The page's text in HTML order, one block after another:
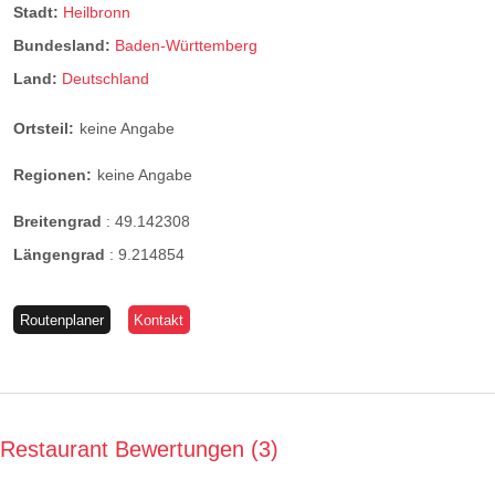
Stadt: Heilbronn
Bundesland: Baden-Württemberg
Land: Deutschland
Ortsteil: keine Angabe
Regionen: keine Angabe
Breitengrad : 49.142308
Längengrad : 9.214854
Routenplaner Kontakt
Restaurant Bewertungen 3